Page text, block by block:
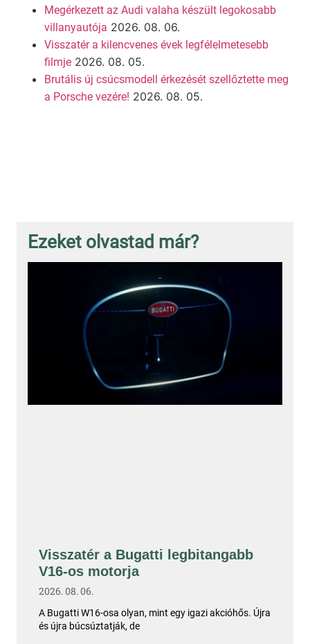
Megérkezett az Audi valaha készült legokosabb
villanyautója 2026. 08. 06.
Visszatér a kilencvenes évek legfélelmetesebb
filmje 2026. 08. 05.
Brutális új csúcsmodell érkezését szellőztette meg
a Porsche vezére! 2026. 08. 05.
Ezeket olvastad már?
Visszatér a Bugatti legbitangabb
V16-os motorja
2026. 08. 06.
A Bugatti W16-osa olyan, mint egy igazi akcióhős. Újra
és újra búcsúztatják, de